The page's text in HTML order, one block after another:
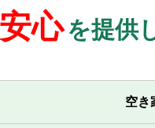
安心を提供
空き